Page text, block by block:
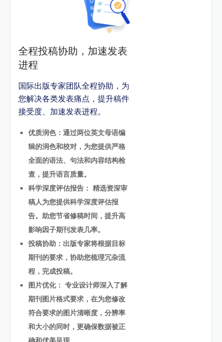
全程投稿协助，加速发表
进程
国际出版专家团队全程协助，为
您解决各类发表痛点，提升稿件
接受度、加速发表进程。
优质润色：通过两位英文母语编
辑的润色和校对，为您提供严格
全面的语法、句法和内容结构检
查，提升语言质量。
科学深度评估报告： 精选资深审
稿人为您提供科学深度评估报
告。助您节省修稿时间，提升高
影响因子期刊发表几率。
投稿协助：出版专家将根据目标
期刊的要求，协助您梳理冗杂流
程，完成投稿。
图片优化： 专业设计师深入了解
期刊图片格式要求，在为您修改
符合要求的图片清晰度，分辨率
和大小的同时，更确保数据被正
确和优美呈现。